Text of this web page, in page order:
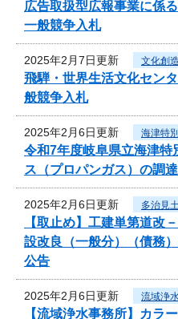
広告取扱型広報事業に係
一般競争入札
2025年2月7日更新 文化創
飛騨・世界生活文化セン
般競争入札
2025年2月6日更新 海津特
令和7年度岐阜県立海津
ス（プロパンガス）の調達
2025年2月6日更新 多治見
【取止め】工建単第道
設改良（一般分）（債務
公告
2025年2月6日更新 流域浄
【流域浄水事務所】カラ